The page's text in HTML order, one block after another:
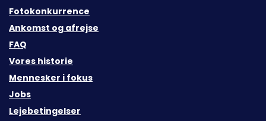
Fotokonkurrence
Ankomst og afrejse
FAQ
Vores historie
Mennesker i fokus
Jobs
Lejebetingelser